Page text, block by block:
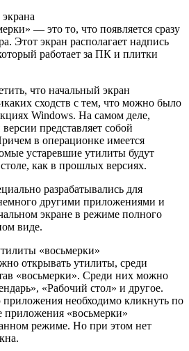
— это то, что появляется сразу
Этот экран располагает надпись
работает за ПК и плитки
что начальный экран
сходств с тем, что можно было
Windows. На самом деле,
представляет собой
в операционке имеется
устаревшие утилиты будут
как в прошлых версиях.
разрабатывались для
другими приложениями и
экране в режиме полного
виде.
«восьмерки»
открывать утилиты, среди
«восьмерки». Среди них можно
«Рабочий стол» и другое.
приложения необходимо кликнуть по
приложения «восьмерки»
режиме. Но при этом нет